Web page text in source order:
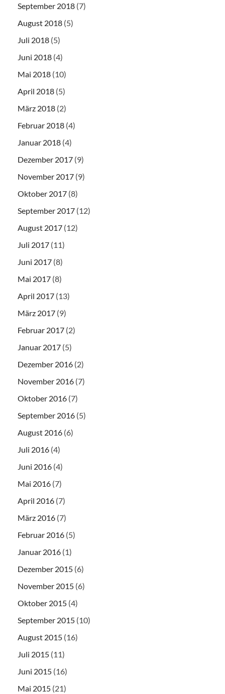
September 2018 (7)
August 2018 (5)
Juli 2018 (5)
Juni 2018 (4)
Mai 2018 (10)
April 2018 (5)
März 2018 (2)
Februar 2018 (4)
Januar 2018 (4)
Dezember 2017 (9)
November 2017 (9)
Oktober 2017 (8)
September 2017 (12)
August 2017 (12)
Juli 2017 (11)
Juni 2017 (8)
Mai 2017 (8)
April 2017 (13)
März 2017 (9)
Februar 2017 (2)
Januar 2017 (5)
Dezember 2016 (2)
November 2016 (7)
Oktober 2016 (7)
September 2016 (5)
August 2016 (6)
Juli 2016 (4)
Juni 2016 (4)
Mai 2016 (7)
April 2016 (7)
März 2016 (7)
Februar 2016 (5)
Januar 2016 (1)
Dezember 2015 (6)
November 2015 (6)
Oktober 2015 (4)
September 2015 (10)
August 2015 (16)
Juli 2015 (11)
Juni 2015 (16)
Mai 2015 (21)